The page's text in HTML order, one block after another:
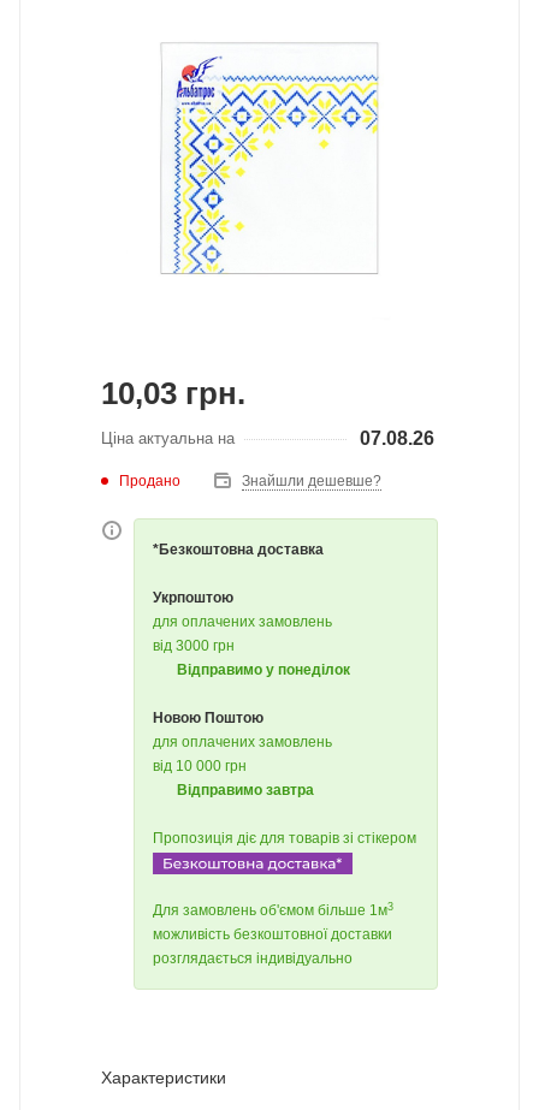
10,03 грн.
Ціна актуальна на 07.08.26
Продано Знайшли дешевше?
*Безкоштовна доставка
Укрпоштою
для оплачених замовлень
від 3000 грн
Відправимо у понеділок
Новою Поштою
для оплачених замовлень
від 10 000 грн
Відправимо завтра
Пропозиція діє для товарів зі стікером
Для замовлень об'ємом більше 1м3
можливість безкоштовної доставки
розглядається індивідуально
Характеристики